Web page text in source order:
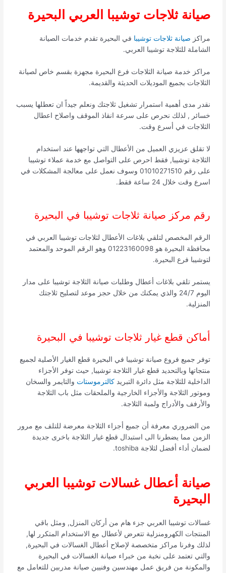
صيانة ثلاجات توشيبا العربي البحيرة
مراكز صيانة ثلاجات توشيبا في البحيرة تقدم خدمات الصيانة
الشاملة للثلاجة توشيبا العربي.
مراكز خدمة صيانة الثلاجات فرع البحيرة مجهزة بقسم خاص لصيانة
الثلاجات بجميع الموديلات الحديثة والقديمة.
نقدر مدى أهمية استمرار تشغيل ثلاجتك ونعلم جيداً ان تعطلها يسبب
خسائر , لذلك نحرص على سرعة انقاذ الموقف واصلاح اعطال
الثلاجات في أسرع وقت.
لا تقلق عزيزي العميل من الأعطال التي تواجهها عند استخدام
الثلاجة توشيبا, فقط احرص على التواصل مع خدمة عملاء توشيبا
على رقم 01010271510 وسوف نعمل على معالجة المشكلات في
اسرع وقت خلال 24 ساعة فقط.
رقم مركز صيانة ثلاجات توشيبا في البحيرة
الرقم المخصص لتلقي بلاغات الأعطال لثلاجات توشيبا العربي في
محافظة البحيرة هو 01223160098 وهو الرقم الموحد والمعتمد
لتوشيبا فرع البحيرة.
يستمر تلقي بلاغات أعطال وطلبات صيانة الثلاجة توشيبا على مدار
اليوم 24/7 والذي يمكنك من خلال حجز موعد لتصليح ثلاجتك
المنزلية.
أماكن قطع غيار ثلاجات توشيبا في البحيرة
توفر جميع فروع صيانة توشيبا في البحيرة قطع الغيار الأصلية لجميع
منتجاتها وبالتحديد قطع غيار الثلاجة توشيبا, حيث توفر الأجزاء
الداخلية للثلاجة مثل دائرة التبريدكالترموستات والتايمر والسخان
وموتور الثلاجة والأجزاء الخارجية والملحقات مثل باب الثلاجة
والأرفف والأدراج ولمبة الثلاجة.
من الضروري معرفة أن جميع أجزاء الثلاجة معرضة للتلف مع مرور
الزمن مما يضطرنا الى استبدال قطع غيار الثلاجة باخرى جديدة
لضمان أداء أفضل لثلاجة toshiba.
صيانة أعطال غسالات توشيبا العربي
البحيرة
غسالات توشيبا العربي جزء هام من أركان المنزل, ومثل باقي
المنتجات الكهرومنزلية تتعرض لأعطال مع الاستخدام المتكرر لها,
لذلك وفرنا مراكز متخصصة لإصلاح أعطال الغسالات في البحيرة,
والتي تعتمد على نخبة من خبراء صيانة الغسالات في البحيرة
والمكونة من فريق عمل مهندسين وفنيين صيانة مدربين للتعامل مع